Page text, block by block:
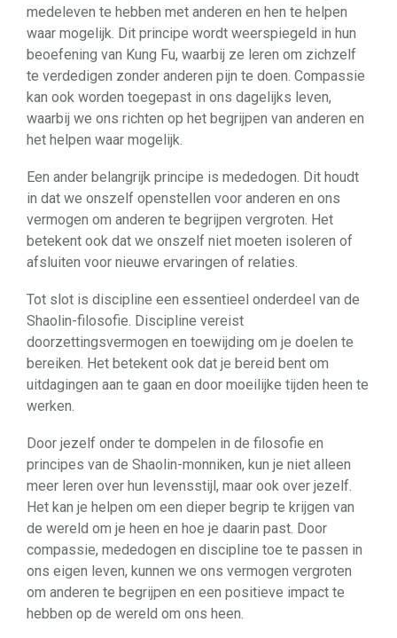
medeleven te hebben met anderen en hen te helpen
waar mogelijk. Dit principe wordt weerspiegeld in hun
beoefening van Kung Fu, waarbij ze leren om zichzelf
te verdedigen zonder anderen pijn te doen. Compassie
kan ook worden toegepast in ons dagelijks leven,
waarbij we ons richten op het begrijpen van anderen en
het helpen waar mogelijk.
Een ander belangrijk principe is mededogen. Dit houdt
in dat we onszelf openstellen voor anderen en ons
vermogen om anderen te begrijpen vergroten. Het
betekent ook dat we onszelf niet moeten isoleren of
afsluiten voor nieuwe ervaringen of relaties.
Tot slot is discipline een essentieel onderdeel van de
Shaolin-filosofie. Discipline vereist
doorzettingsvermogen en toewijding om je doelen te
bereiken. Het betekent ook dat je bereid bent om
uitdagingen aan te gaan en door moeilijke tijden heen te
werken.
Door jezelf onder te dompelen in de filosofie en
principes van de Shaolin-monniken, kun je niet alleen
meer leren over hun levensstijl, maar ook over jezelf.
Het kan je helpen om een dieper begrip te krijgen van
de wereld om je heen en hoe je daarin past. Door
compassie, mededogen en discipline toe te passen in
ons eigen leven, kunnen we ons vermogen vergroten
om anderen te begrijpen en een positieve impact te
hebben op de wereld om ons heen.